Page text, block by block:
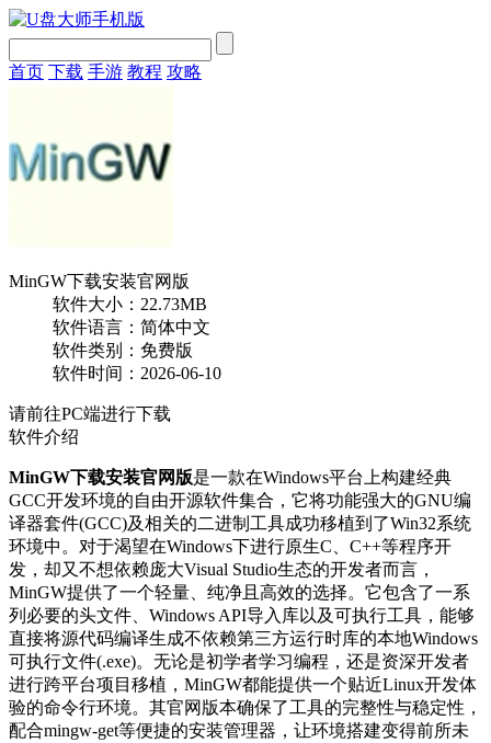
首页 下载 手游 教程 攻略
MinGW下载安装官网版
软件大小：22.73MB
软件语言：简体中文
软件类别：免费版
软件时间：2026-06-10
请前往PC端进行下载
软件介绍
MinGW下载安装官网版是一款在Windows平台上构建经典
GCC开发环境的自由开源软件集合，它将功能强大的GNU编
译器套件(GCC)及相关的二进制工具成功移植到了Win32系统
环境中。对于渴望在Windows下进行原生C、C++等程序开
发，却又不想依赖庞大Visual Studio生态的开发者而言，
MinGW提供了一个轻量、纯净且高效的选择。它包含了一系
列必要的头文件、Windows API导入库以及可执行工具，能够
直接将源代码编译生成不依赖第三方运行时库的本地Windows
可执行文件(.exe)。无论是初学者学习编程，还是资深开发者
进行跨平台项目移植，MinGW都能提供一个贴近Linux开发体
验的命令行环境。其官网版本确保了工具的完整性与稳定性，
配合mingw-get等便捷的安装管理器，让环境搭建变得前所未